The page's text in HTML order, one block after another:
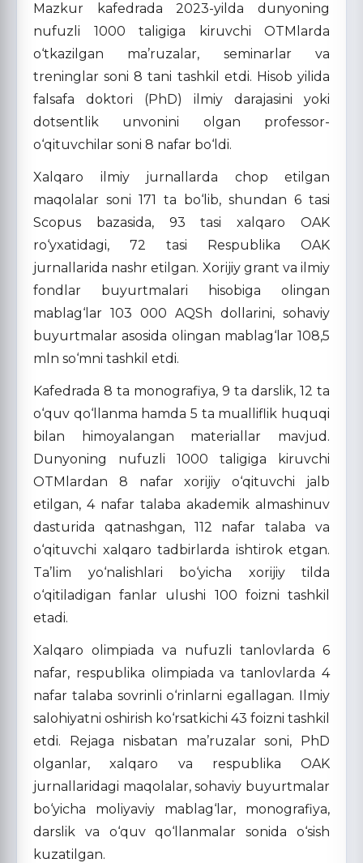
Mazkur kafedrada 2023-yilda dunyoning
nufuzli 1000 taligiga kiruvchi OTMlarda
o‘tkazilgan ma’ruzalar, seminarlar va
treninglar soni 8 tani tashkil etdi. Hisob yilida
falsafa doktori (PhD) ilmiy darajasini yoki
dotsentlik unvonini olgan professor-
o‘qituvchilar soni 8 nafar bo‘ldi.
Xalqaro ilmiy jurnallarda chop etilgan
maqolalar soni 171 ta bo‘lib, shundan 6 tasi
Scopus bazasida, 93 tasi xalqaro OAK
ro‘yxatidagi, 72 tasi Respublika OAK
jurnallarida nashr etilgan. Xorijiy grant va ilmiy
fondlar buyurtmalari hisobiga olingan
mablag‘lar 103 000 AQSh dollarini, sohaviy
buyurtmalar asosida olingan mablag‘lar 108,5
mln so‘mni tashkil etdi.
Kafedrada 8 ta monografiya, 9 ta darslik, 12 ta
o‘quv qo‘llanma hamda 5 ta mualliflik huquqi
bilan himoyalangan materiallar mavjud.
Dunyoning nufuzli 1000 taligiga kiruvchi
OTMlardan 8 nafar xorijiy o‘qituvchi jalb
etilgan, 4 nafar talaba akademik almashinuv
dasturida qatnashgan, 112 nafar talaba va
o‘qituvchi xalqaro tadbirlarda ishtirok etgan.
Ta’lim yo‘nalishlari bo‘yicha xorijiy tilda
o‘qitiladigan fanlar ulushi 100 foizni tashkil
etadi.
Xalqaro olimpiada va nufuzli tanlovlarda 6
nafar, respublika olimpiada va tanlovlarda 4
nafar talaba sovrinli o‘rinlarni egallagan. Ilmiy
salohiyatni oshirish ko‘rsatkichi 43 foizni tashkil
etdi. Rejaga nisbatan ma’ruzalar soni, PhD
olganlar, xalqaro va respublika OAK
jurnallaridagi maqolalar, sohaviy buyurtmalar
bo‘yicha moliyaviy mablag‘lar, monografiya,
darslik va o‘quv qo‘llanmalar sonida o‘sish
kuzatilgan.